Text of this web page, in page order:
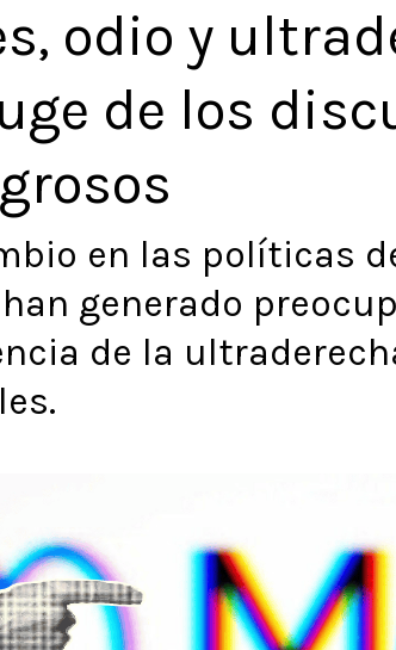
odio y
de los
en las políticas
generado
de la